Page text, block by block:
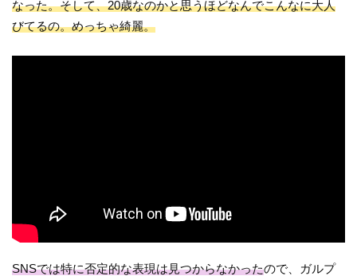
なった。そして、20歳なのかと思うほどなんでこんなに大人
びてるの。めっちゃ綺麗。
SNSでは特に否定的な表現は見つからなかったので、ガルプ